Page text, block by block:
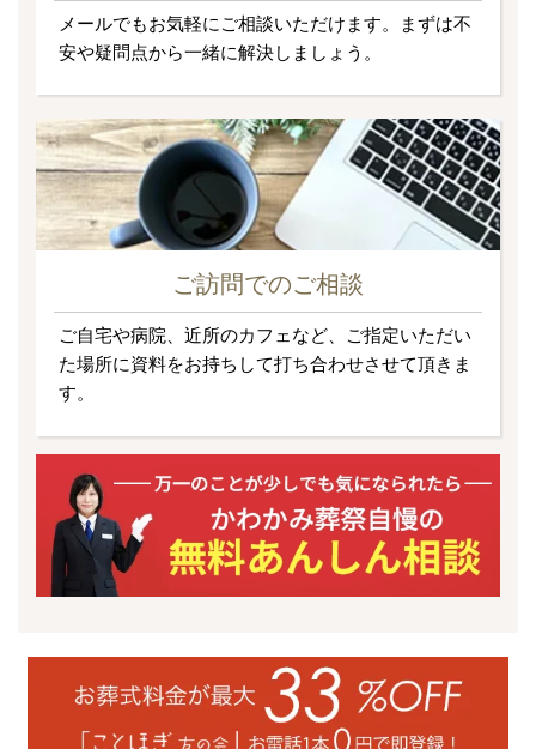
メールでもお気軽にご相談いただけます。まずは不
安や疑問点から一緒に解決しましょう。
ご訪問でのご相談
ご自宅や病院、近所のカフェなど、ご指定いただい
た場所に資料をお持ちして打ち合わせさせて頂きま
す。